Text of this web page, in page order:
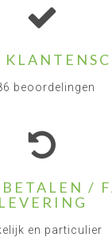
beoordelingen
/
LEVERING
en particulier